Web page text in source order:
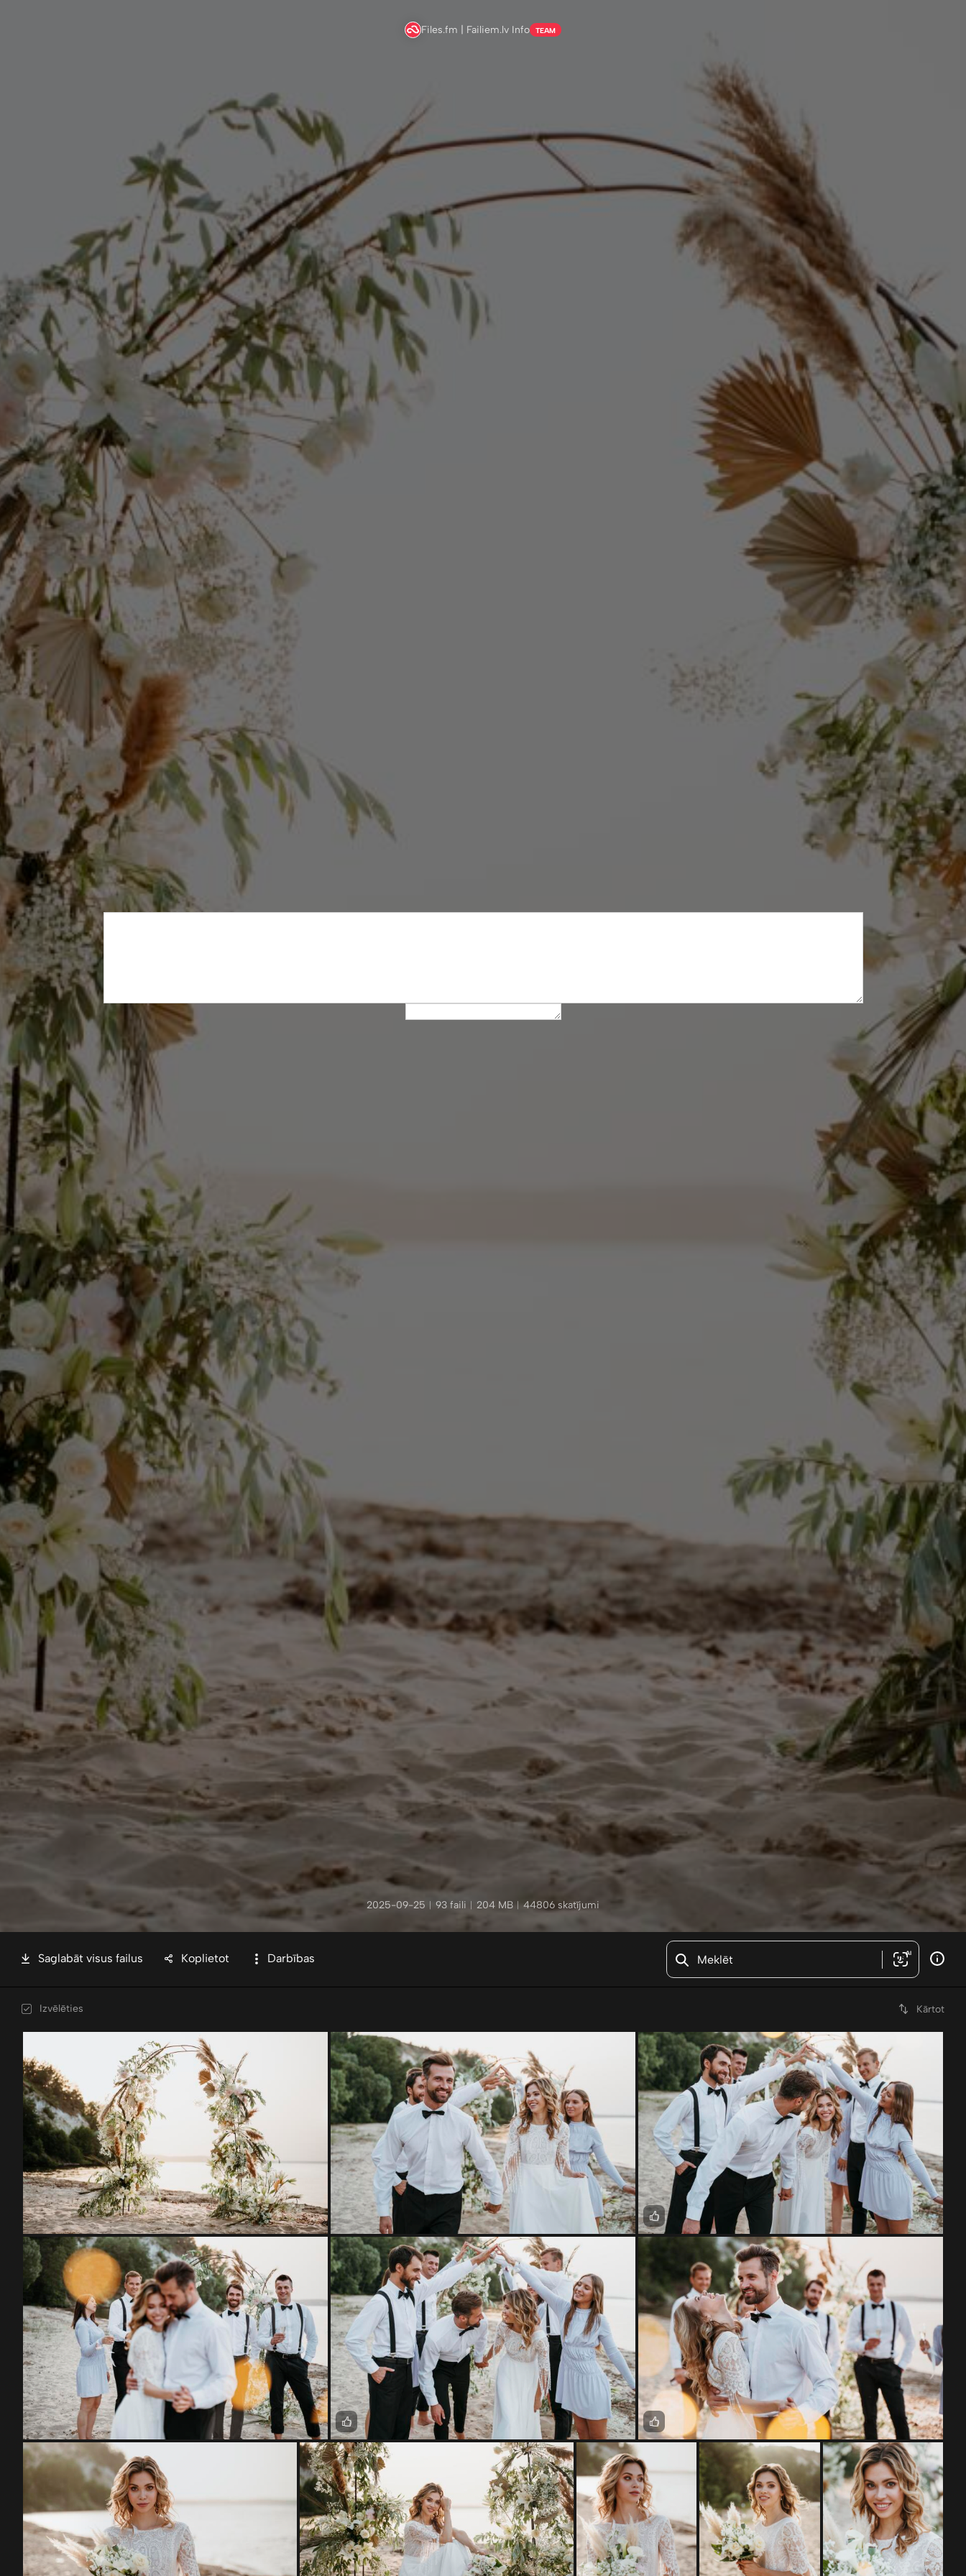
Files.fm | Failiem.lv Info TEAM
2025-09-25 ︱ 93 faili ︱ 204 MB ︱44806 skatījumi
Saglabāt visus failus Koplietot Darbības AI
Izvēlēties Kārtot